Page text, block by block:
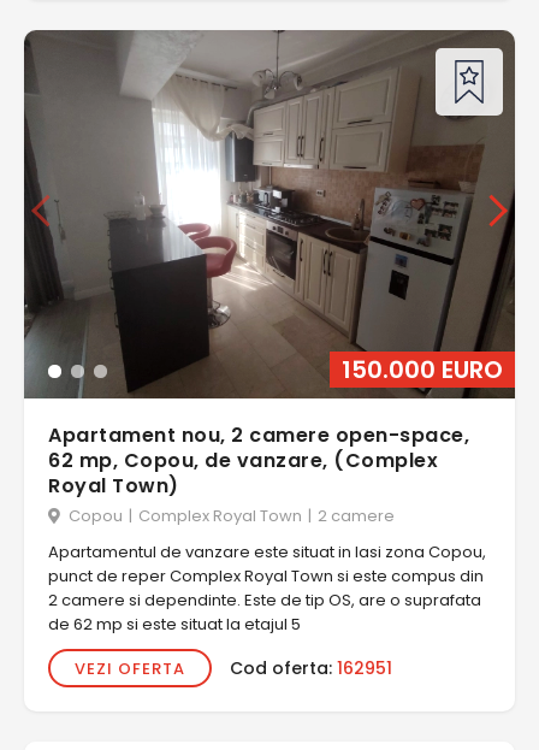
150.000 EURO
Apartament nou, 2 camere open-space,
62 mp, Copou, de vanzare, (Complex
Royal Town)
Copou | Complex Royal Town | 2 camere
Apartamentul de vanzare este situat in Iasi zona Copou,
punct de reper Complex Royal Town si este compus din
2 camere si dependinte. Este de tip OS, are o suprafata
de 62 mp si este situat la etajul 5
VEZI OFERTA
Cod oferta: 162951